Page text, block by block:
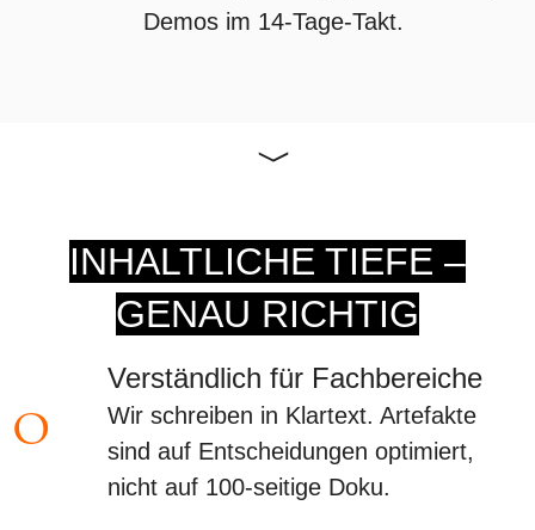
Demos im 14-Tage-Takt.
INHALTLICHE TIEFE –
GENAU RICHTIG
o
Verständlich für Fachbereiche
Wir schreiben in Klartext. Artefakte
sind auf Entscheidungen optimiert,
nicht auf 100-seitige Doku.